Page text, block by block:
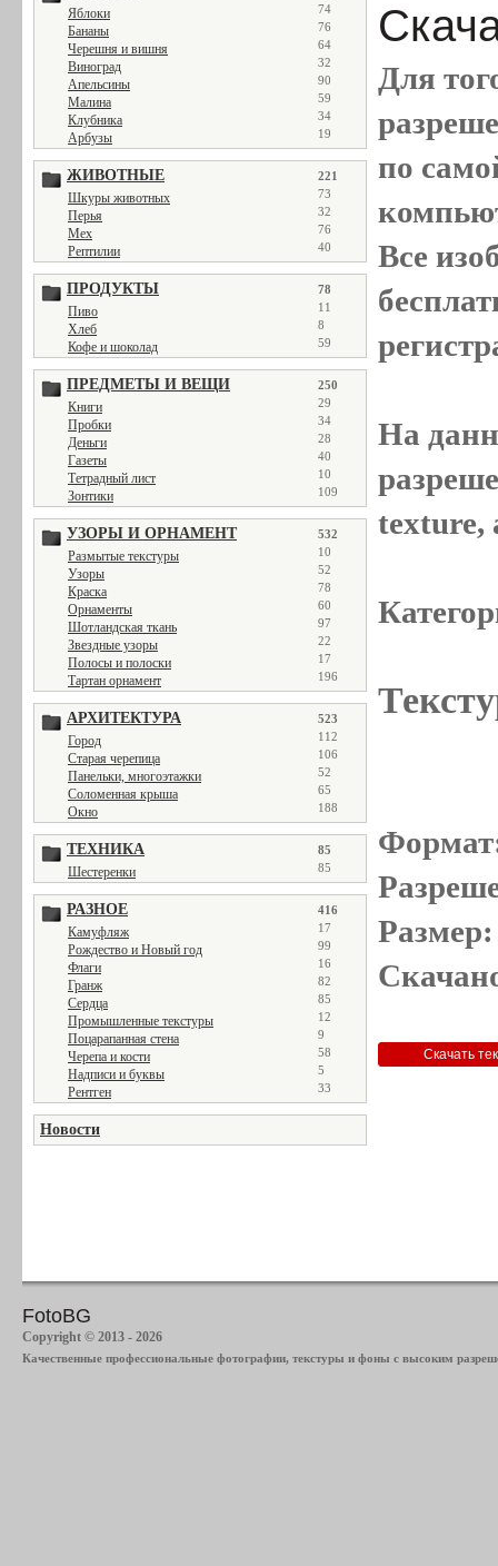
Яблоки 74
Бананы 76
Черешня и вишня 64
Виноград 32
Апельсины 90
Малина 59
Клубника 34
Арбузы 19
ЖИВОТНЫЕ 221
Шкуры животных 73
Перья 32
Мех 76
Рептилии 40
ПРОДУКТЫ 78
Пиво 11
Хлеб 8
Кофе и шоколад 59
ПРЕДМЕТЫ И ВЕЩИ 250
Книги 29
Пробки 34
Деньги 28
Газеты 40
Тетрадный лист 10
Зонтики 109
УЗОРЫ И ОРНАМЕНТ 532
Размытые текстуры 10
Узоры 52
Краска 78
Орнаменты 60
Шотландская ткань 97
Звездные узоры 22
Полосы и полоски 17
Тартан орнамент 196
АРХИТЕКТУРА 523
Город 112
Старая черепица 106
Панельки, многоэтажки 52
Соломенная крыша 65
Окно 188
ТЕХНИКА 85
Шестеренки 85
РАЗНОЕ 416
Камуфляж 17
Рождество и Новый год 99
Флаги 16
Гранж 82
Сердца 85
Промышленные текстуры 12
Поцарапанная стена 9
Черепа и кости 58
Надписи и буквы 5
Рентген 33
Новости
Для
по
Все
На
texture,
FotoBG
Copyright © 2013 - 2026
Качественные профессиональные фотографии, текстуры и фоны с высоким